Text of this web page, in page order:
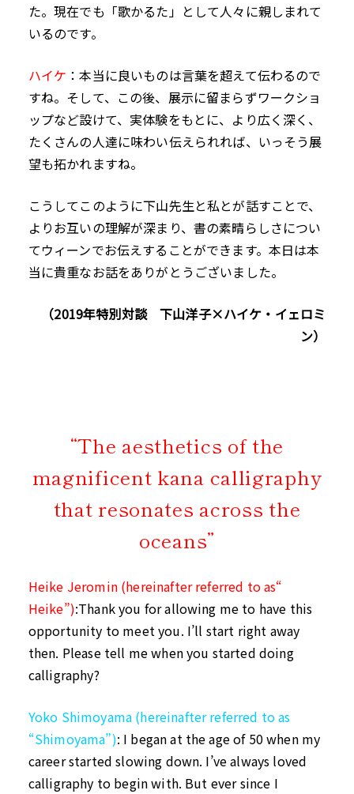
た。現在でも「歌かるた」として人々に親しまれて
いるのです。
ハイケ ：本当に良いものは言葉を超えて伝わるので
すね。そして、この後、展示に留まらずワークショ
ップなど設けて、実体験をもとに、より広く深く、
たくさんの人達に味わい伝えられれば、いっそう展
望も拓かれますね。
こうしてこのように下山先生と私とが話すことで、
よりお互いの理解が深まり、書の素晴らしさについ
てウィーンでお伝えすることができます。本日は本
当に貴重なお話をありがとうございました。
（2019年特別対談 下山洋子×ハイケ・イェロミ
ン）
“The aesthetics of the
magnificent kana calligraphy
that resonates across the
oceans”
Heike Jeromin (hereinafter referred to as“
Heike”):Thank you for allowing me to have this
opportunity to meet you. I’ll start right away
then. Please tell me when you started doing
calligraphy?
Yoko Shimoyama (hereinafter referred to as
“Shimoyama”): I began at the age of 50 when my
career started slowing down. I’ve always loved
calligraphy to begin with. But ever since I